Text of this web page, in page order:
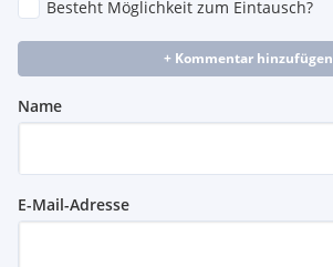
Besteht Möglichkeit zum Eintausch?
+ Kommentar hinzufügen
Name
E-Mail-Adresse